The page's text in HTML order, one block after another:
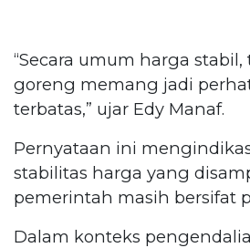
“Secara umum harga
goreng memang jadi
terbatas,” ujar Edy Manaf.
Pernyataan ini
stabilitas harga yang
pemerintah masih bersifat
Dalam konteks